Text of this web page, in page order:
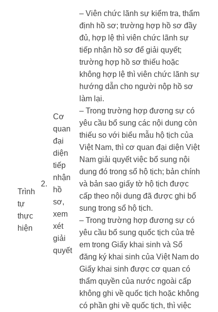
Trình
tự
thực
hiện ​
​2.
Cơ
quan
đại
diện
tiếp
nhận
hồ
sơ,
xem
xét
giải
quyết
– Viên chức lãnh sự kiểm tra, thẩm
định hồ sơ; trường hợp hồ sơ đầy
đủ, hợp lệ thì viên chức lãnh sự
tiếp nhận hồ sơ để giải quyết;
trường hợp hồ sơ thiếu hoặc
không hợp lệ thì viên chức lãnh sự
hướng dẫn cho người nộp hồ sơ
làm lại.
– Trong trường hợp đương sự có
yêu cầu bổ sung các nội dung còn
thiếu so với biểu mẫu hộ tịch của
Việt Nam, thì cơ quan đại diện Việt
Nam giải quyết việc bổ sung nội
dung đó trong sổ hộ tịch; bản chính
và bản sao giấy tờ hộ tịch được
cấp theo nội dung đã được ghi bổ
sung trong sổ hộ tịch.
– Trong trường hợp đương sự có
yêu cầu bổ sung quốc tịch của trẻ
em trong Giấy khai sinh và Sổ
đăng ký khai sinh của Việt Nam do
Giấy khai sinh được cơ quan có
thẩm quyền của nước ngoài cấp
không ghi về quốc tịch hoặc không
có phần ghi về quốc tịch, thì việc